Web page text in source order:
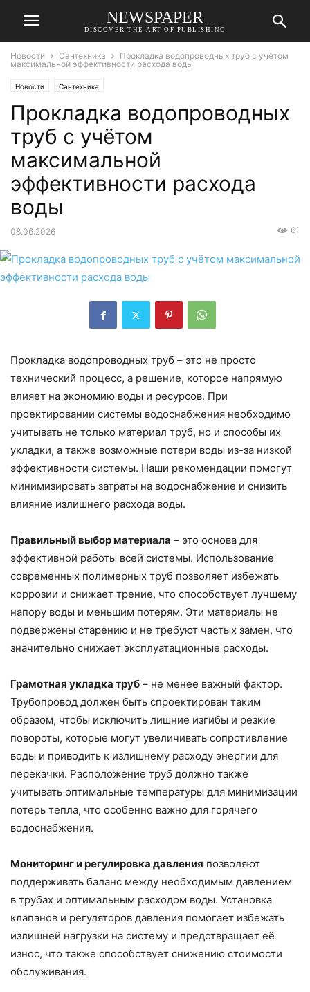
NEWSPAPER
DISCOVER THE ART OF PUBLISHING
Новости Сантехника
Прокладка водопроводных труб с учётом
максимальной эффективности расхода воды
Новости Сантехника
Прокладка водопроводных
труб с учётом
максимальной
эффективности расхода
воды
08.06.2026 61
Прокладка водопроводных труб – это не просто
технический процесс, а решение, которое напрямую
влияет на экономию воды и ресурсов. При
проектировании системы водоснабжения необходимо
учитывать не только материал труб, но и способы их
укладки, а также возможные потери воды из-за низкой
эффективности системы. Наши рекомендации помогут
минимизировать затраты на водоснабжение и снизить
влияние излишнего расхода воды.
Правильный выбор материала – это основа для
эффективной работы всей системы. Использование
современных полимерных труб позволяет избежать
коррозии и снижает трение, что способствует лучшему
напору воды и меньшим потерям. Эти материалы не
подвержены старению и не требуют частых замен, что
значительно снижает эксплуатационные расходы.
Грамотная укладка труб – не менее важный фактор.
Трубопровод должен быть спроектирован таким
образом, чтобы исключить лишние изгибы и резкие
повороты, которые могут увеличивать сопротивление
воды и приводить к излишнему расходу энергии для
перекачки. Расположение труб должно также
учитывать оптимальные температуры для минимизации
потерь тепла, что особенно важно для горячего
водоснабжения.
Мониторинг и регулировка давления позволяют
поддерживать баланс между необходимым давлением
в трубах и оптимальным расходом воды. Установка
клапанов и регуляторов давления помогает избежать
излишней нагрузки на систему и предотвращает её
износ, что также способствует снижению стоимости
обслуживания.